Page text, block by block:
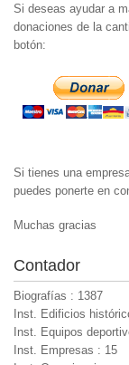
Si deseas ayudar a
donaciones de la
botón:
Si tienes una
puedes ponerte en
Muchas gracias
Contador
Biografías : 1387
Inst. Edificios
Inst. Equipos
Inst. Empresas : 15